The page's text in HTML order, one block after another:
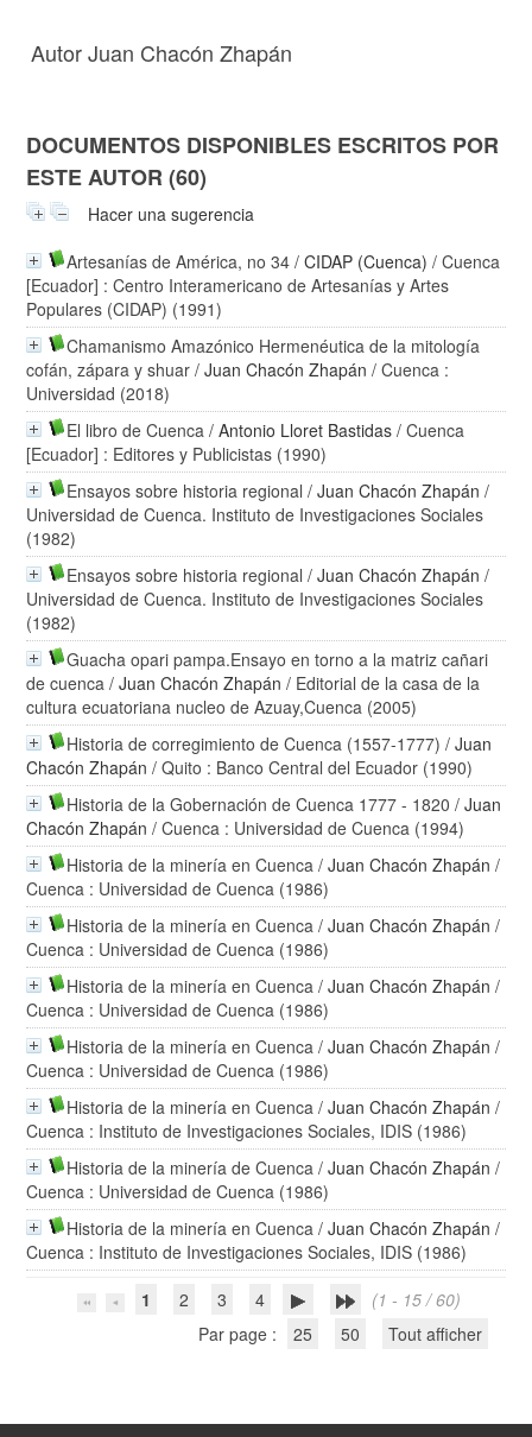
Autor Juan Chacón Zhapán
DOCUMENTOS DISPONIBLES ESCRITOS POR
ESTE AUTOR (60)
Hacer una sugerencia
Artesanías de América, no 34 /CIDAP (Cuenca) / Cuenca
[Ecuador] : Centro Interamericano de Artesanías y Artes
Populares (CIDAP) (1991)
Chamanismo Amazónico Hermenéutica de la mitología
cofán, zápara y shuar /Juan Chacón Zhapán / Cuenca :
Universidad (2018)
El libro de Cuenca /Antonio Lloret Bastidas / Cuenca
[Ecuador] : Editores y Publicistas (1990)
Ensayos sobre historia regional /Juan Chacón Zhapán /
Universidad de Cuenca. Instituto de Investigaciones Sociales
(1982)
Ensayos sobre historia regional /Juan Chacón Zhapán /
Universidad de Cuenca. Instituto de Investigaciones Sociales
(1982)
Guacha opari pampa.Ensayo en torno a la matriz cañari
de cuenca /Juan Chacón Zhapán / Editorial de la casa de la
cultura ecuatoriana nucleo de Azuay,Cuenca (2005)
Historia de corregimiento de Cuenca (1557-1777) /Juan
Chacón Zhapán / Quito : Banco Central del Ecuador (1990)
Historia de la Gobernación de Cuenca 1777 - 1820 /Juan
Chacón Zhapán / Cuenca : Universidad de Cuenca (1994)
Historia de la minería en Cuenca /Juan Chacón Zhapán /
Cuenca : Universidad de Cuenca (1986)
Historia de la minería en Cuenca /Juan Chacón Zhapán /
Cuenca : Universidad de Cuenca (1986)
Historia de la minería en Cuenca /Juan Chacón Zhapán /
Cuenca : Universidad de Cuenca (1986)
Historia de la minería en Cuenca /Juan Chacón Zhapán /
Cuenca : Universidad de Cuenca (1986)
Historia de la minería en Cuenca /Juan Chacón Zhapán /
Cuenca : Instituto de Investigaciones Sociales, IDIS (1986)
Historia de la minería de Cuenca /Juan Chacón Zhapán /
Cuenca : Universidad de Cuenca (1986)
Historia de la minería en Cuenca /Juan Chacón Zhapán /
Cuenca : Instituto de Investigaciones Sociales, IDIS (1986)
1
2 3 4
(1 - 15 / 60)
Par page :
25 50 Tout afficher